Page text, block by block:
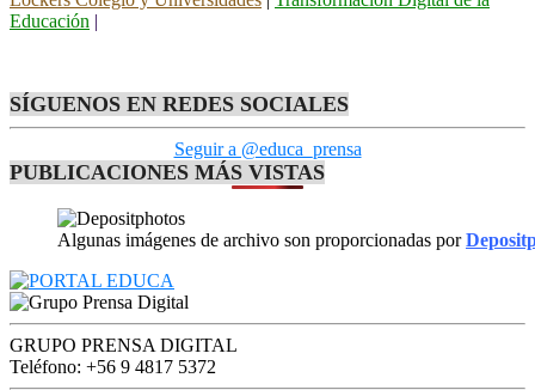
Educación |
SÍGUENOS EN REDES SOCIALES
Seguir a @educa_prensa
PUBLICACIONES MÁS VISTAS
Algunas imágenes de archivo son proporcionadas por
GRUPO PRENSA DIGITAL
Teléfono: +56 9 4817 5372